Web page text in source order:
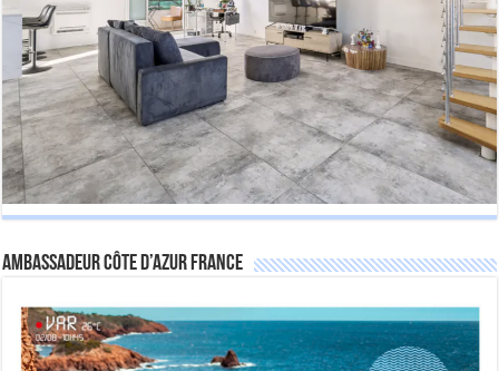
Ambassadeur Côte d’Azur France